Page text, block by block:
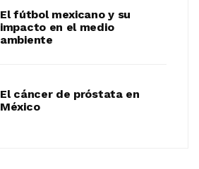
El fútbol mexicano y su
impacto en el medio
ambiente
El cáncer de próstata en
México